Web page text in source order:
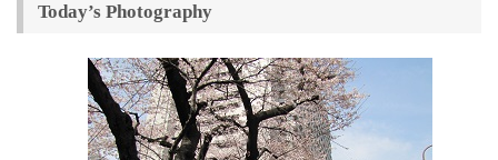
Today’s Photography